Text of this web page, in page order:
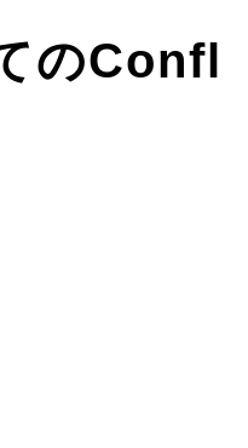
のConfl